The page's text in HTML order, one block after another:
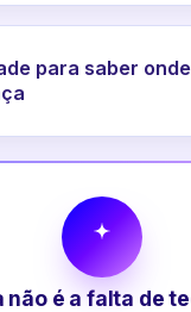
para saber
não é a falta de